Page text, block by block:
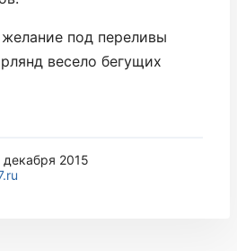
под переливы
весело бегущих
2015